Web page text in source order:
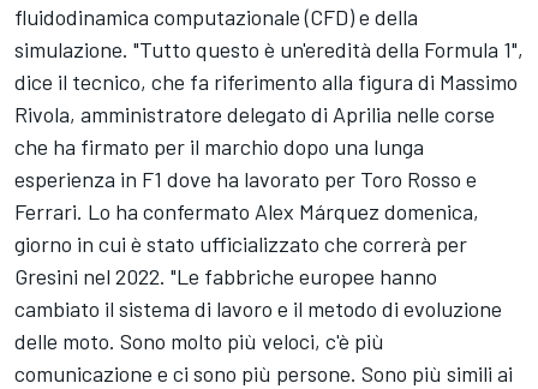
fluidodinamica computazionale (CFD) e della
simulazione. "Tutto questo è un'eredità della Formula 1",
dice il tecnico, che fa riferimento alla figura di Massimo
Rivola, amministratore delegato di Aprilia nelle corse
che ha firmato per il marchio dopo una lunga
esperienza in F1 dove ha lavorato per Toro Rosso e
Ferrari. Lo ha confermato Alex Márquez domenica,
giorno in cui è stato ufficializzato che correrà per
Gresini nel 2022. "Le fabbriche europee hanno
cambiato il sistema di lavoro e il metodo di evoluzione
delle moto. Sono molto più veloci, c'è più
comunicazione e ci sono più persone. Sono più simili ai